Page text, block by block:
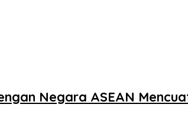
Negara ASEAN